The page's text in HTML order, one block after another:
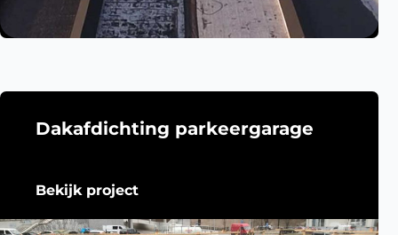
Dakafdichting parkeergarage
Bekijk project